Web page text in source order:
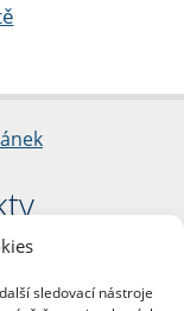
sledovací nástroje